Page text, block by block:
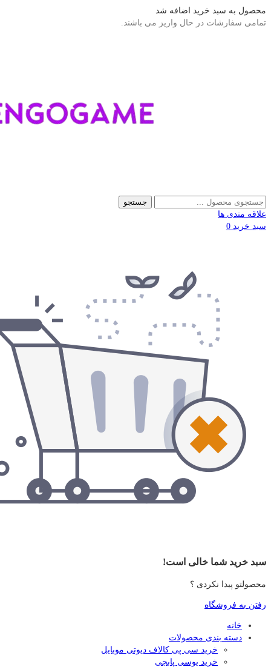
محصول به سبد خرید اضافه شد
تمامی سفارشات در حال واریز می باشند.
جستجو
علاقه مندی ها
سبد خرید 0
سبد خرید شما خالی است!
محصولتو پیدا نکردی ؟
رفتن به فروشگاه
خانه
دسته بندی محصولات
خرید سی پی کالاف دیوتی موبایل
خرید یوسی پابجی